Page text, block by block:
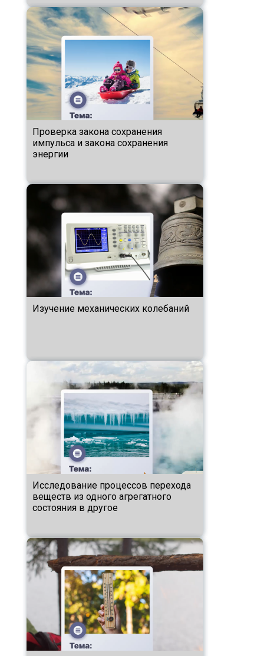
Проверка закона сохранения
импульса и закона сохранения
энергии
Изучение механических колебаний
Исследование процессов перехода
веществ из одного агрегатного
состояния в другое